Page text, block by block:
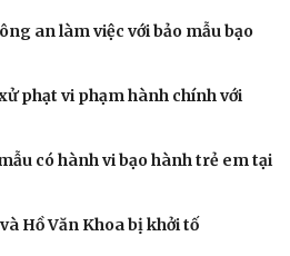
an làm việc với bảo mẫu bạo
phạt vi phạm hành chính với
có hành vi bạo hành trẻ em tại
Hồ Văn Khoa bị khởi tố